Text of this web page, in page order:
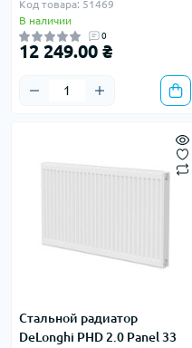
Код товара: 51469
В наличии
0
12 249.00 ₴
Стальной радиатор
DeLonghi PHD 2.0 Panel 33